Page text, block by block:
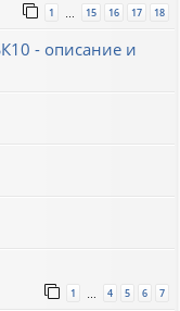
1 15 16 17 18
- описание и
1 4 5 6 7